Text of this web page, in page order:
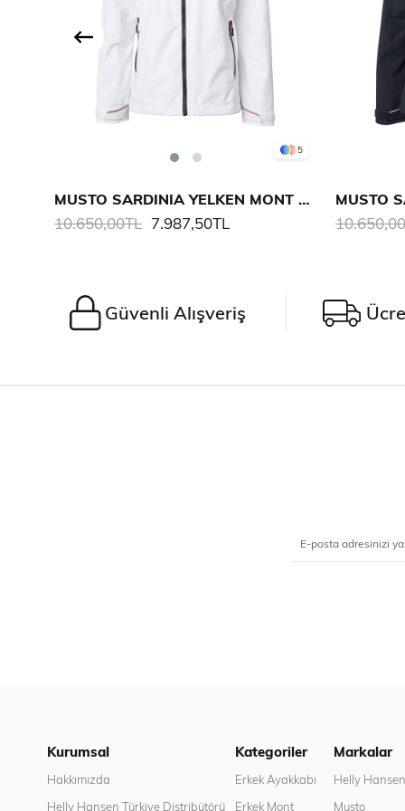
5
MUSTO SARDINIA YELKEN MONT 2.0 KADIN
7.987,50TL
10.650,00TL
Güvenli Alışveriş
Kurumsal
Hakkımızda
Helly Hansen Türkiye Distribütörü
Kategoriler
Erkek Ayakkabı
Erkek Mont
Markalar
Helly Hansen
Musto